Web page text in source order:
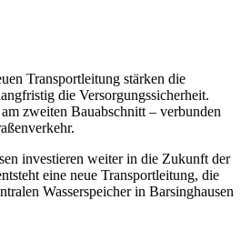
Transportleitung stärken die
die Versorgungssicherheit.
zweiten Bauabschnitt – verbunden
investieren weiter in die Zukunft der
eine neue Transportleitung, die
Wasserspeicher in Barsinghausen